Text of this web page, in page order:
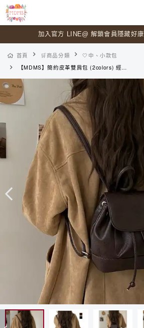
加入官方 LINE@ 解鎖會員隱藏好康
首頁 🛒商品分類
🤍中、小款包
【MDMS】簡約皮革雙肩包 (2colors) 經典百搭後背包 拉繩女包 輕便包 外出旅行小包 可調節後背包 B192